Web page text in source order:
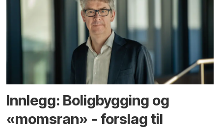
Innlegg: Boligbygging og
«momsran» - forslag til